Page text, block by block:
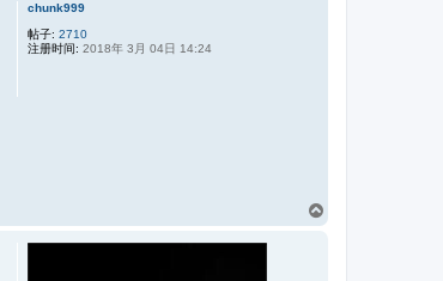
chunk999
帖子: 2710
注册时间: 2018年 3月 04日 14:24